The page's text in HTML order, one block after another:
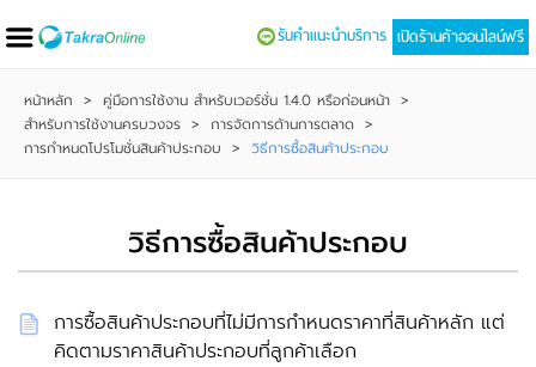
เปิดร้านค้าออนไลน์ฟรี
รับคำแนะนำบริการ
หน้าหลัก > คู่มือการใช้งาน สำหรับเวอร์ชั่น 1.4.0 หรือก่อนหน้า >
สำหรับการใช้งานครบวงจร > การจัดการด้านการตลาด >
การกำหนดโปรโมชั่นสินค้าประกอบ > วิธีการซื้อสินค้าประกอบ
วิธีการซื้อสินค้าประกอบ
การซื้อสินค้าประกอบที่ไม่มีการกำหนดราคาที่สินค้าหลัก แต่
คิดตามราคาสินค้าประกอบที่ลูกค้าเลือก